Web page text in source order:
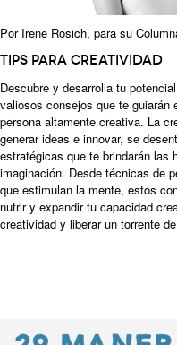
Por Irene Rosich, para su
Tips para creatividad
Descubre y desarrolla tu
valiosos consejos que te guiarán
persona altamente creativa. La
generar ideas e innovar, se
estratégicas que te brindarán las
imaginación. Desde técnicas de
que estimulan la mente, estos
nutrir y expandir tu capacidad
creatividad y liberar un torrente